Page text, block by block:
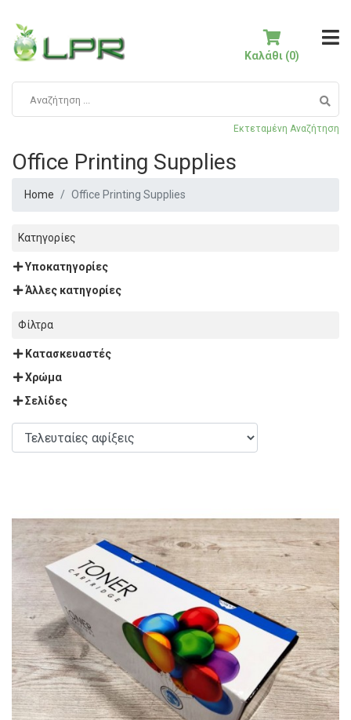
Εκτεταμένη Αναζήτηση
Καλάθι (0)
Office Printing Supplies
Home Office Printing Supplies
Κατηγορίες
Υποκατηγορίες
Άλλες κατηγορίες
Φίλτρα
Κατασκευαστές
Χρώμα
Σελίδες